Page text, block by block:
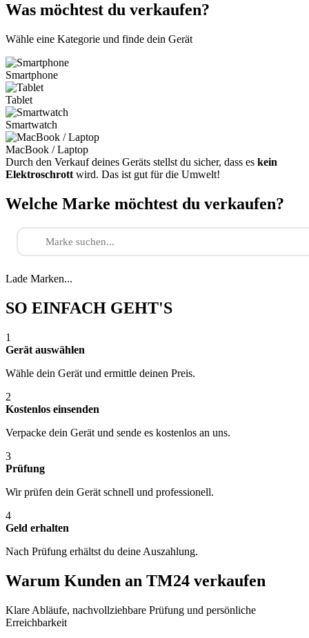
Was möchtest du verkaufen?
Wähle eine Kategorie und finde dein Gerät
Smartphone
Tablet
Smartwatch
MacBook / Laptop
Durch den Verkauf deines Geräts stellst du sicher, dass es kein
Elektroschrott wird. Das ist gut für die Umwelt!
Welche Marke möchtest du verkaufen?
Lade Marken...
SO EINFACH GEHT'S
1
Gerät auswählen
Wähle dein Gerät und ermittle deinen Preis.
2
Kostenlos einsenden
Verpacke dein Gerät und sende es kostenlos an uns.
3
Prüfung
Wir prüfen dein Gerät schnell und professionell.
4
Geld erhalten
Nach Prüfung erhältst du deine Auszahlung.
Warum Kunden an TM24 verkaufen
Klare Abläufe, nachvollziehbare Prüfung und persönliche
Erreichbarkeit